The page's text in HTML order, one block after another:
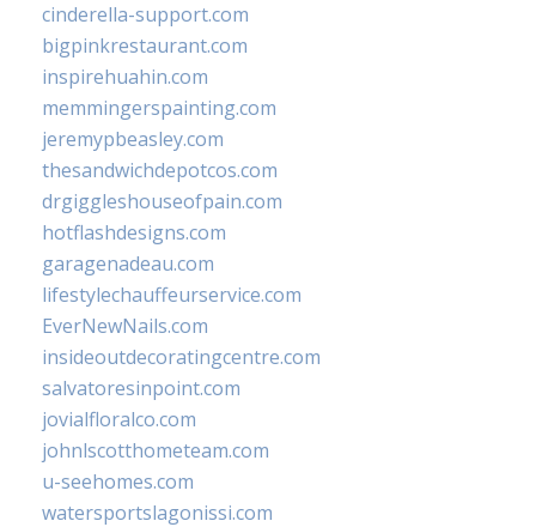
cinderella-support.com
bigpinkrestaurant.com
inspirehuahin.com
memmingerspainting.com
jeremypbeasley.com
thesandwichdepotcos.com
drgiggleshouseofpain.com
hotflashdesigns.com
garagenadeau.com
lifestylechauffeurservice.com
EverNewNails.com
insideoutdecoratingcentre.com
salvatoresinpoint.com
jovialfloralco.com
johnlscotthometeam.com
u-seehomes.com
watersportslagonissi.com